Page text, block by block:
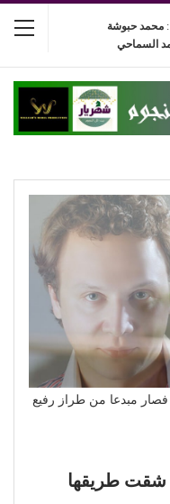
محمد حبوشة
السماحي
مبدعا من طراز رفيع
شقت طريقها